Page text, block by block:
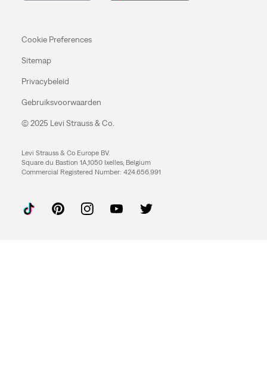
Cookie Preferences
Sitemap
Privacybeleid
Gebruiksvoorwaarden
© 2025 Levi Strauss & Co.
Levi Strauss & Co Europe BV.
Square du Bastion 1A,1050 Ixelles, Belgium
Commercial Registered Number: 424.656.991